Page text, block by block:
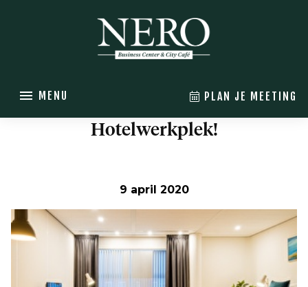
PLAN JE MEETING
MENU
Hotelwerkplek!
9 april 2020